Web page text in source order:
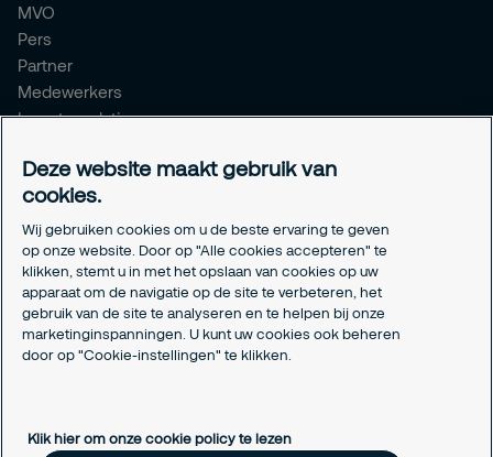
MVO
Pers
Partner
Medewerkers
Investor relations
Certificeringen
Aanmeldformulieren installatiepartners
Juridisch
Privacyverklaring
Algemene voorwaarden
Responsible disclosure
Cookie-instellingen
Deze website maakt gebruik van
cookies.
Wij gebruiken cookies om u de beste ervaring te geven
op onze website. Door op "Alle cookies accepteren" te
klikken, stemt u in met het opslaan van cookies op uw
apparaat om de navigatie op de site te verbeteren, het
gebruik van de site te analyseren en te helpen bij onze
marketinginspanningen. U kunt uw cookies ook beheren
door op "Cookie-instellingen" te klikken.
Klik hier om onze cookie policy te lezen